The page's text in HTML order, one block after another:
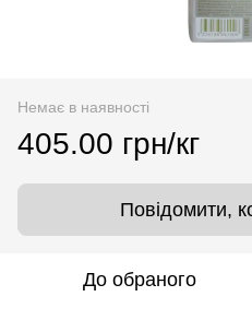
Немає в наявності
405.00 грн/кг
Повідомити,
До обраного